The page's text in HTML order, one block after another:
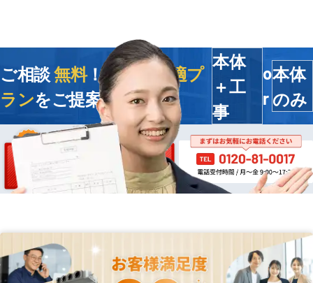
ご相談無料！今すぐ
最適プ
ランをご提案します
本体
＋工
事
o
r
本体
のみ